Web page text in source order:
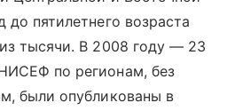
до пятилетнего возраста
тысячи. В 2008 году — 23
по регионам, без
были опубликованы в